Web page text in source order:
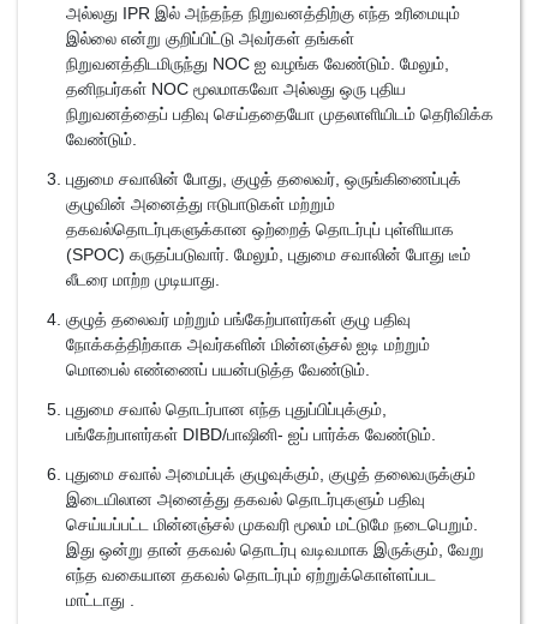
அல்லது IPR இல் அந்தந்த நிறுவனத்திற்கு எந்த உரிமையும்
இல்லை என்று குறிப்பிட்டு அவர்கள் தங்கள்
நிறுவனத்திடமிருந்து NOC ஐ வழங்க வேண்டும். மேலும்,
தனிநபர்கள் NOC மூலமாகவோ அல்லது ஒரு புதிய
நிறுவனத்தைப் பதிவு செய்ததையோ முதலாளியிடம் தெரிவிக்க
வேண்டும்.
புதுமை சவாலின் போது, குழுத் தலைவர், ஒருங்கிணைப்புக்
குழுவின் அனைத்து ஈடுபாடுகள் மற்றும்
தகவல்தொடர்புகளுக்கான ஒற்றைத் தொடர்புப் புள்ளியாக
(SPOC) கருதப்படுவார். மேலும், புதுமை சவாலின் போது டீம்
லீடரை மாற்ற முடியாது.
குழுத் தலைவர் மற்றும் பங்கேற்பாளர்கள் குழு பதிவு
நோக்கத்திற்காக அவர்களின் மின்னஞ்சல் ஐடி மற்றும்
மொபைல் எண்ணைப் பயன்படுத்த வேண்டும்.
புதுமை சவால் தொடர்பான எந்த புதுப்பிப்புக்கும்,
பங்கேற்பாளர்கள் DIBD/பாஷினி- ஐப் பார்க்க வேண்டும்.
புதுமை சவால் அமைப்புக் குழுவுக்கும், குழுத் தலைவருக்கும்
இடையிலான அனைத்து தகவல் தொடர்புகளும் பதிவு
செய்யப்பட்ட மின்னஞ்சல் முகவரி மூலம் மட்டுமே நடைபெறும்.
இது ஒன்று தான் தகவல் தொடர்பு வடிவமாக இருக்கும், வேறு
எந்த வகையான தகவல் தொடர்பும் ஏற்றுக்கொள்ளப்பட
மாட்டாது .